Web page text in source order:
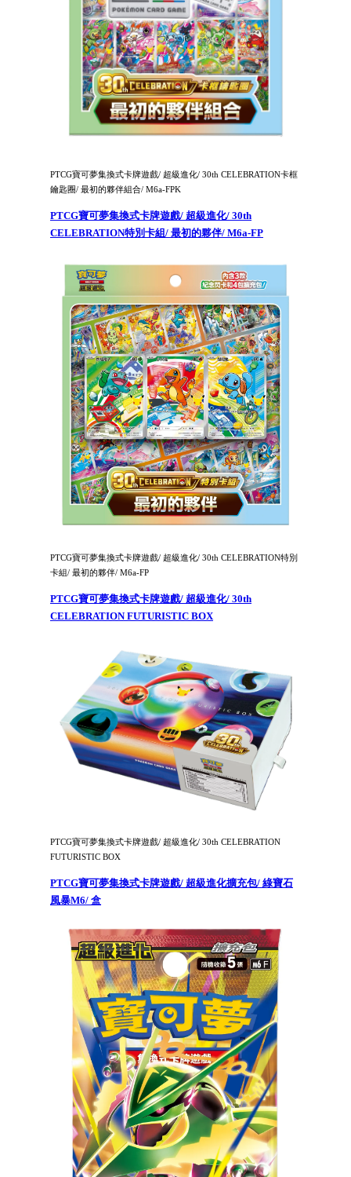
PTCG寶可夢集換式卡牌遊戲/ 超級進化/ 30th CELEBRATION卡框
鑰匙圈/ 最初的夥伴組合/ M6a-FPK
PTCG寶可夢集換式卡牌遊戲/ 超級進化/ 30th
CELEBRATION特別卡組/ 最初的夥伴/ M6a-FP
PTCG寶可夢集換式卡牌遊戲/ 超級進化/ 30th CELEBRATION特別
卡組/ 最初的夥伴/ M6a-FP
PTCG寶可夢集換式卡牌遊戲/ 超級進化/ 30th
CELEBRATION FUTURISTIC BOX
PTCG寶可夢集換式卡牌遊戲/ 超級進化/ 30th CELEBRATION
FUTURISTIC BOX
PTCG寶可夢集換式卡牌遊戲/ 超級進化擴充包/ 綠寶石
風暴M6/ 盒